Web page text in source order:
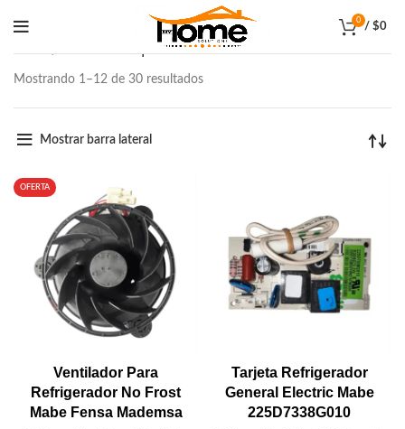
0
/ $0
Inicio Productos etiquetados “Mabe”
Mostrando 1–12 de 30 resultados
Mostrar barra lateral
OFERTA
Ventilador Para
Refrigerador No Frost
Mabe Fensa Mademsa
Tarjeta Refrigerador
General Electric Mabe
225D7338G010